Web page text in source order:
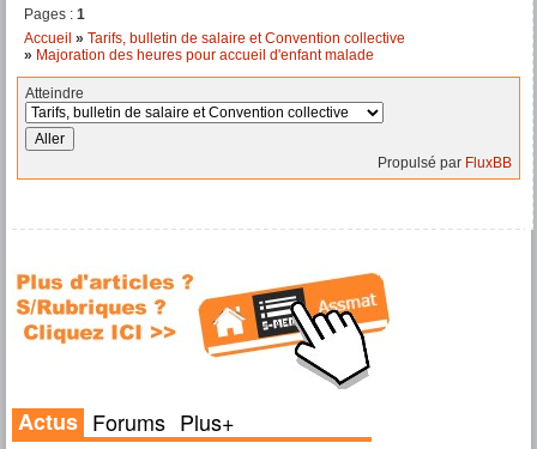
Pages : 1
Accueil » Tarifs, bulletin de salaire et Convention collective
» Majoration des heures pour accueil d'enfant malade
Atteindre
Propulsé par FluxBB